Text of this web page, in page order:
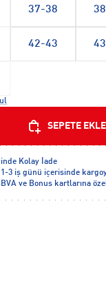
37-38
42-43
SEPETE EKLE
Kolay İade
3 iş günü içerisinde
ve Bonus kartlarına